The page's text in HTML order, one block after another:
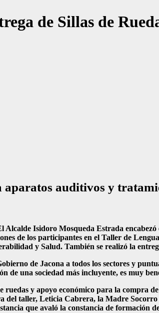
de Sillas de
aparatos auditivos y
Alcalde Isidoro Mosqueda Estrada
de los participantes en el Taller de
y Salud. También se realizó la
de Jacona a todos los sectores y
de una sociedad más incluyente, es muy
ruedas y apoyo económico para la
del taller, Leticia Cabrera, la Madre
que avaló la constancia de formación